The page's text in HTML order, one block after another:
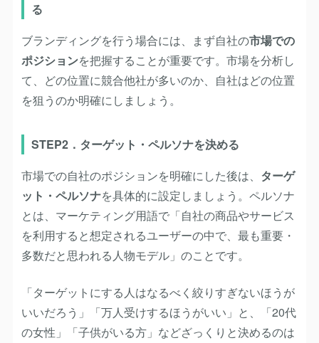
る
ブランディングを行う場合には、まず自社の市場での
ポジションを把握することが重要です。市場を分析し
て、どの位置に競合他社が多いのか、自社はどの位置
を狙うのか明確にしましょう。
STEP2．ターゲット・ペルソナを決める
市場での自社のポジションを明確にした後は、 ターゲ
ット・ペルソナを具体的に設定しましょう。ペルソナ
とは、マーケティング用語で「自社の商品やサービス
を利用すると想定されるユーザーの中で、最も重要・
多数だと思われる人物モデル」のことです。
「ターゲットにする人はなるべく絞りすぎないほうが
いいだろう」「万人受けするほうがいい」と、「20代
の女性」「子供がいる方」などざっくりと決めるのは